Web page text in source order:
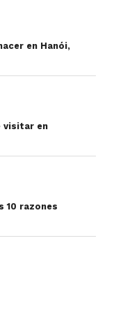
en Hanói,
visitar en
10 razones